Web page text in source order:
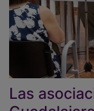
Las